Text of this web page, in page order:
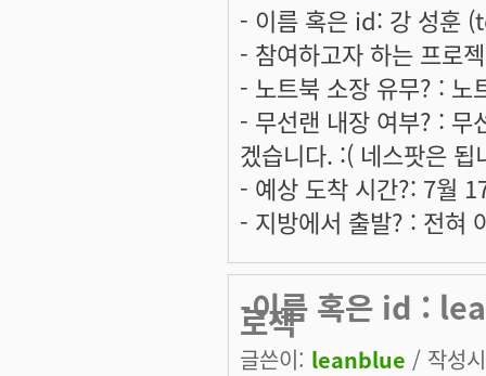
- 이름 혹은 id: 강 성훈
- 참여하고자 하는 프로
- 노트북 소장 유무? : 노
- 무선랜 내장 여부? : 무
겠습니다. :( 네스팟은 됩
- 예상 도착 시간?: 7월
- 지방에서 출발? : 전혀
-이름 혹은 id :
로젝
글쓴이: leanblue / 작성